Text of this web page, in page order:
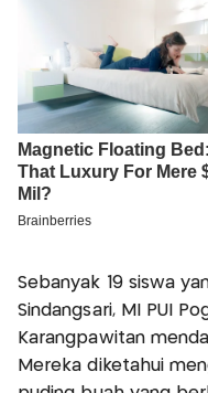
Sebanyak 19 siswa
Sindangsari, MI PUI
Karangpawitan
Mereka diketahui